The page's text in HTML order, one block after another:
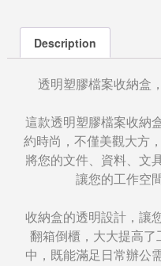
Description
透明塑膠檔案收納盒
這款透明塑膠檔案收納
約時尚，不僅美觀大方
將您的文件、資料、文
讓您的工作空
收納盒的透明設計，讓
翻箱倒櫃，大大提高
中，既能滿足日常辦公